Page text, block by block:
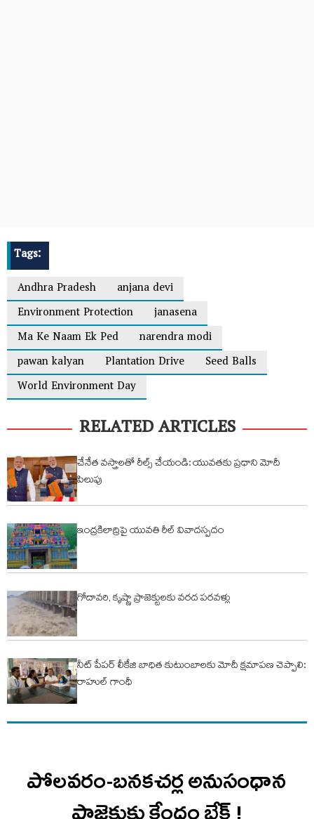
Tags:
Andhra Pradesh
anjana devi
Environment Protection
janasena
Ma Ke Naam Ek Ped
narendra modi
pawan kalyan
Plantation Drive
Seed Balls
World Environment Day
RELATED ARTICLES
చేనేత వస్త్రాలతో రీల్స్ చేయండి: యువతకు ప్రధాని మోదీ
పిలుపు
ఇంద్రకిలాద్రిపై యువతి రీల్ వివాదస్పదం
గోదావరి, కృష్ణా ప్రాజెక్టులకు వరద పరవళ్లు
నీట్ పేపర్ లీకేజి బాధిత కుటుంబాలకు మోదీ క్షమాపణ చెప్పాలి:
రాహుల్ గాంధీ
పోలవరం-బనకచర్ల అనుసంధాన
ప్రాజెక్టుకు కేంద్రం బ్రేక్ !